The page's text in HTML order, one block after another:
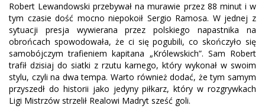
Robert Lewandowski przebywał na murawie przez 88 minut i w
tym czasie dość mocno niepokoił Sergio Ramosa. W jednej z
sytuacji presja wywierana przez polskiego napastnika na
obrońcach spowodowała, że ci się pogubili, co skończyło się
samobójczym trafieniem kapitana „Królewskich”. Sam Robert
trafił dzisiaj do siatki z rzutu karnego, który wykonał w swoim
stylu, czyli na dwa tempa. Warto również dodać, że tym samym
przyszedł do historii jako jedyny piłkarz, który w rozgrywkach
Ligi Mistrzów strzelił Realowi Madryt sześć goli.